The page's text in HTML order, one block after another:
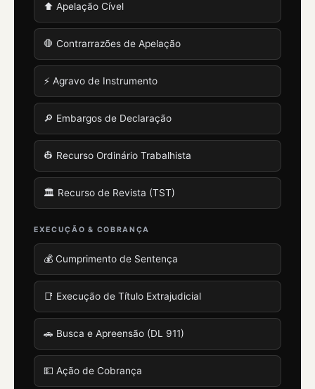
⬆️ Apelação Cível
🛑 Contrarrazões de Apelação
⚡ Agravo de Instrumento
🔎 Embargos de Declaração
👷 Recurso Ordinário Trabalhista
🏛️ Recurso de Revista (TST)
EXECUÇÃO & COBRANÇA
💰 Cumprimento de Sentença
📑 Execução de Título Extrajudicial
🚗 Busca e Apreensão (DL 911)
💵 Ação de Cobrança